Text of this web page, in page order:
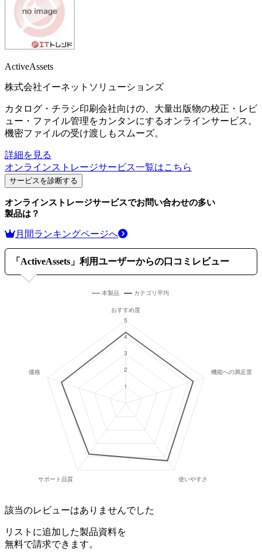
ActiveAssets
株式会社イーネットソリューションズ
カタログ・チラシ印刷会社向けの、大量出版物の校正・レビ
ュー・ファイル管理をカンタンにするオンラインサービス。
機密ファイルの受け渡しもスムーズ。
詳細を見る
オンラインストレージサービス一覧はこちら
サービスを診断する
オンラインストレージサービスでお問い合わせの多い
製品は？
月間ランキングページへ
「 ActiveAssets 」利用ユーザーからの口コミレビュー
該当のレビューはありませんでした
リストに追加した製品資料を
無料で請求できます。